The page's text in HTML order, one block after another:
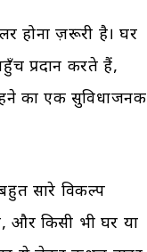
होना ज़रूरी है। घर
प्रदान करते हैं,
का एक सुविधाजनक
सारे विकल्प
और किसी भी घर या